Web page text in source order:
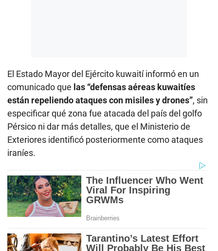
El Estado Mayor del Ejército kuwaití informó en un
comunicado que las “defensas aéreas kuwaitíes
están repeliendo ataques con misiles y drones”, sin
especificar qué zona fue atacada del país del golfo
Pérsico ni dar más detalles, que el Ministerio de
Exteriores identificó posteriormente como ataques
iraníes.